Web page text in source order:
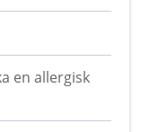
en allergisk